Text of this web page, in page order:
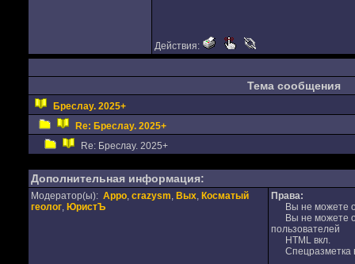
Действия:
Тема сообщения
Бреслау. 2025+
Re: Бреслау. 2025+
Re: Бреслау. 2025+
Дополнительная информация:
Модератор(ы): Appo, crazysm, Вых, Косматый
геолог, ЮристЪ
Права:
Вы не можете
Вы не можете
пользователей
HTML вкл.
Спецразметка